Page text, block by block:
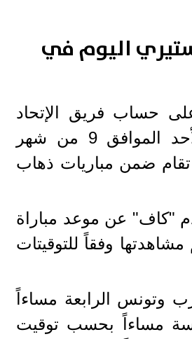
اليوم في
حساب فريق الإتحاد
المنستيري التونسي، وذلك مساء اليوم الأحد الموافق 9 من شهر
التي تقام ضمن مباريات ذهاب
"كاف" عن موعد مباراة
وفقاً للتوقيتات
وتونس الرابعة مساءاً
مساءاً بحسب توقيت